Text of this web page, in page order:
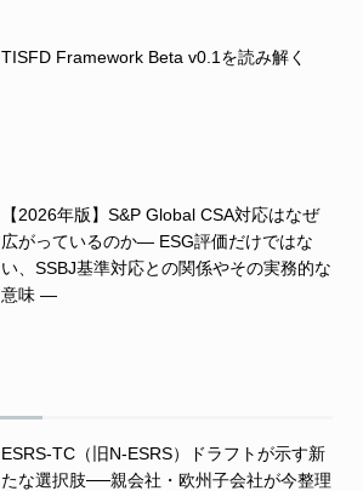
TISFD Framework Beta v0.1を読み解く
【2026年版】S&P Global CSA対応はなぜ
広がっているのか― ESG評価だけではな
い、SSBJ基準対応との関係やその実務的な
意味 ―
ESRS-TC（旧N-ESRS）ドラフトが示す新
たな選択肢──親会社・欧州子会社が今整理